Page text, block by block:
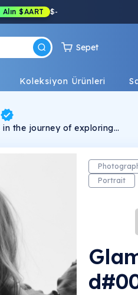
$AART $-
Sepet
Koleksiyon Ürünleri
the journey of exploring
Portrait